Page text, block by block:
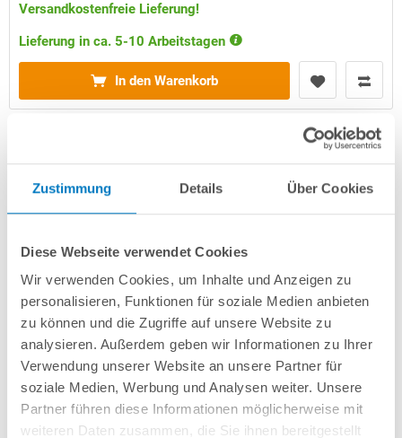
Zustimmung Details Über Cookies
Diese Webseite verwendet Cookies
Wir verwenden Cookies, um Inhalte und Anzeigen zu
personalisieren, Funktionen für soziale Medien anbieten
zu können und die Zugriffe auf unsere Website zu
analysieren. Außerdem geben wir Informationen zu Ihrer
Verwendung unserer Website an unsere Partner für
soziale Medien, Werbung und Analysen weiter. Unsere
Partner führen diese Informationen möglicherweise mit
weiteren Daten zusammen, die Sie ihnen bereitgestellt
Versandkostenfreie Lieferung!
Lieferung in ca. 5-10 Arbeitstagen
In den Warenkorb
PS30/80-Rechteckpool 7,00x3,50x1,50m PROFI-Set
"High Level" | Grau | Unterbautreppe Eck 169x169cm
Kurzbeschreibung
7.299,00 € *